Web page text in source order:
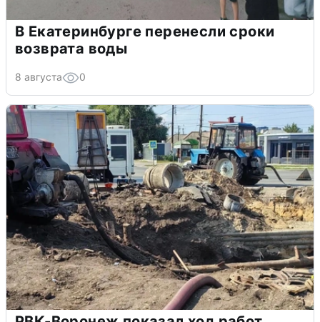
В Екатеринбурге перенесли сроки
возврата воды
8 августа 0